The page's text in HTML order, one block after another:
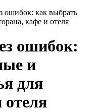
ошибок: как выбрать
кафе и отеля
ошибок:
и
для
отеля